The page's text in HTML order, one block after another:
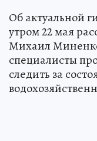
Об актуальной
утром 22 мая
Михаил
специалисты
следить за